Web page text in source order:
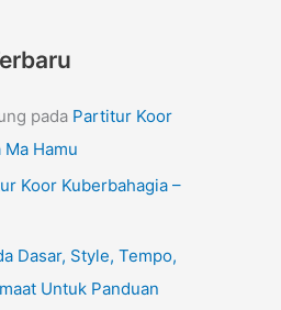
pada Partitur Koor
Hamu
Koor Kuberbahagia –
Dasar, Style, Tempo,
Untuk Panduan